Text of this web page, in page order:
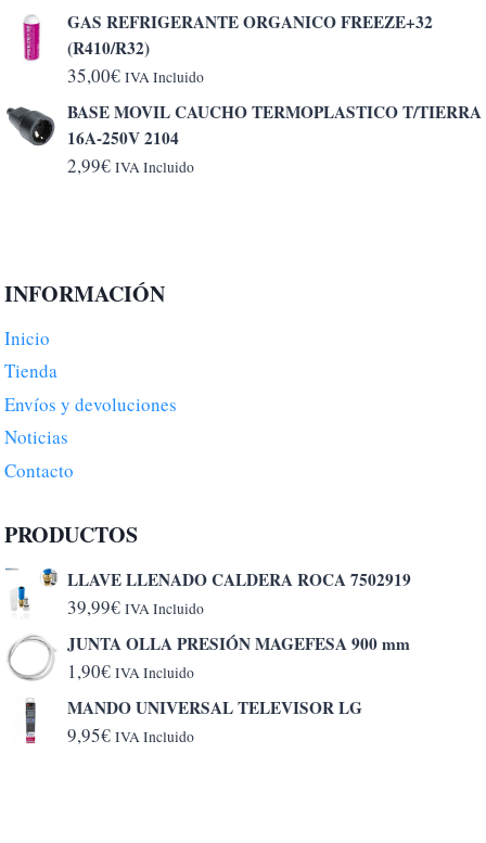
de
desde
5,20€
hasta
6,50€
GAS REFRIGERANTE ORGANICO FREEZE+32
(R410/R32)
35,00€ IVA Incluido
BASE MOVIL CAUCHO TERMOPLASTICO T/TIERRA
16A-250V 2104
2,99€ IVA Incluido
INFORMACIÓN
Inicio
Tienda
Envíos y devoluciones
Noticias
Contacto
PRODUCTOS
LLAVE LLENADO CALDERA ROCA 7502919
39,99€ IVA Incluido
JUNTA OLLA PRESIÓN MAGEFESA 900 mm
1,90€ IVA Incluido
MANDO UNIVERSAL TELEVISOR LG
9,95€ IVA Incluido